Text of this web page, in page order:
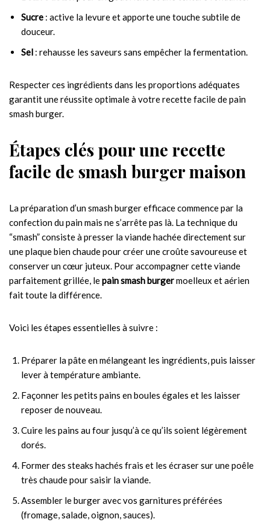
Sucre : active la levure et apporte une touche subtile de
douceur.
Sel : rehausse les saveurs sans empêcher la fermentation.
Respecter ces ingrédients dans les proportions adéquates
garantit une réussite optimale à votre recette facile de pain
smash burger.
Étapes clés pour une recette
facile de smash burger maison
La préparation d’un smash burger efficace commence par la
confection du pain mais ne s’arrête pas là. La technique du
“smash” consiste à presser la viande hachée directement sur
une plaque bien chaude pour créer une croûte savoureuse et
conserver un cœur juteux. Pour accompagner cette viande
parfaitement grillée, lepain smash burgermoelleux et aérien
fait toute la différence.
Voici les étapes essentielles à suivre :
Préparer la pâte en mélangeant les ingrédients, puis laisser
lever à température ambiante.
Façonner les petits pains en boules égales et les laisser
reposer de nouveau.
Cuire les pains au four jusqu’à ce qu’ils soient légèrement
dorés.
Former des steaks hachés frais et les écraser sur une poêle
très chaude pour saisir la viande.
Assembler le burger avec vos garnitures préférées
(fromage, salade, oignon, sauces).